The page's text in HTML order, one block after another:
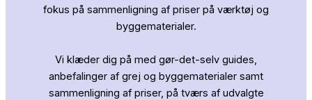
fokus på sammenligning af priser på værktøj og
byggematerialer.
Vi klæder dig på med gør-det-selv guides,
anbefalinger af grej og byggematerialer samt
sammenligning af priser, på tværs af udvalgte